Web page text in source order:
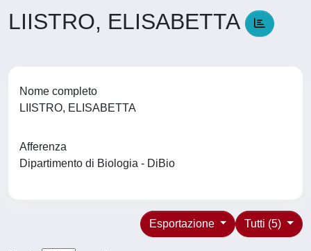
LIISTRO, ELISABETTA
Nome completo
LIISTRO, ELISABETTA
Afferenza
Dipartimento di Biologia - DiBio
Tutti (5)
Esportazione